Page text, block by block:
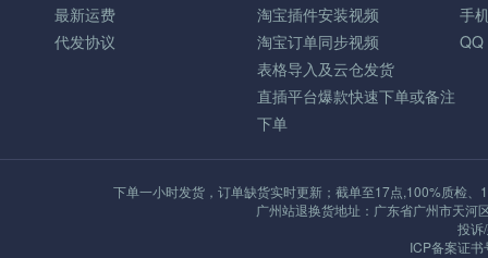
最新运费
代发协议
淘宝插件安装视频
淘宝订单同步视频
表格导入及云仓发货
直插平台爆款快速下单或备注
下单
手
QQ
下单一小时发货，订单缺货实时更新；截单至17点,100%质检
广州站退换货地址：广东省广州市天
投诉
ICP备案证书